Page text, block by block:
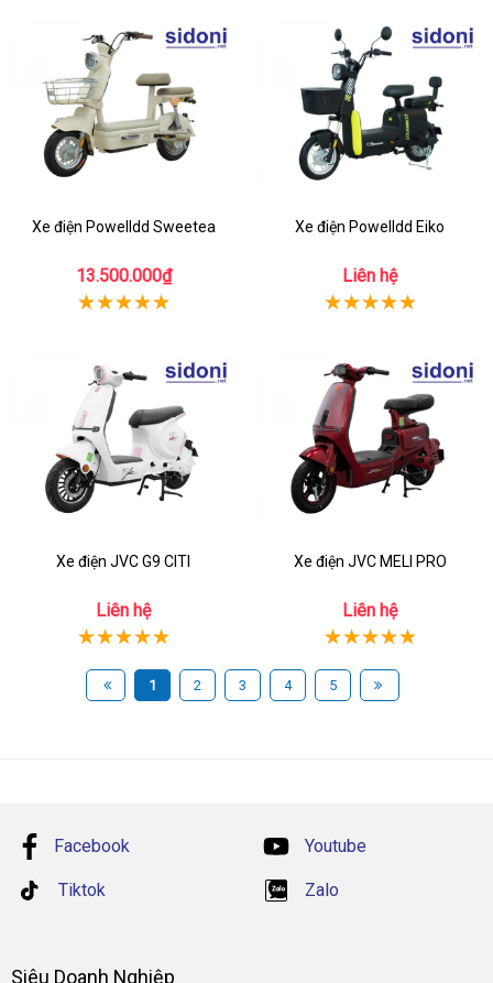
Xe điện Powelldd Sweetea
13.500.000₫
Xe điện Powelldd Eiko
Liên hệ
Xe điện JVC G9 CITI
Liên hệ
Xe điện JVC MELI PRO
Liên hệ
1 2 3 4 5
Facebook Youtube
Tiktok Zalo
Siêu Doanh Nghiệp